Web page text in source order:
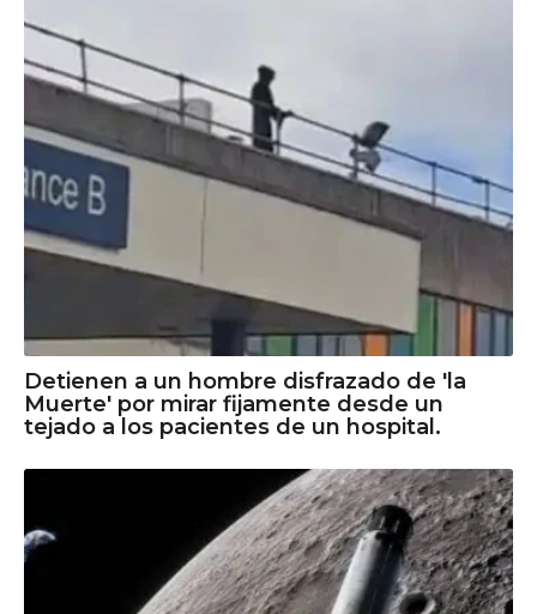
Detienen a un hombre disfrazado de 'la
Muerte' por mirar fijamente desde un
tejado a los pacientes de un hospital.